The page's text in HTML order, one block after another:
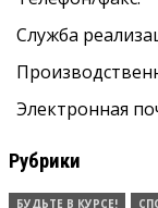
Служба
Электронная
Рубрики
БУДЬТЕ В КУРСЕ!